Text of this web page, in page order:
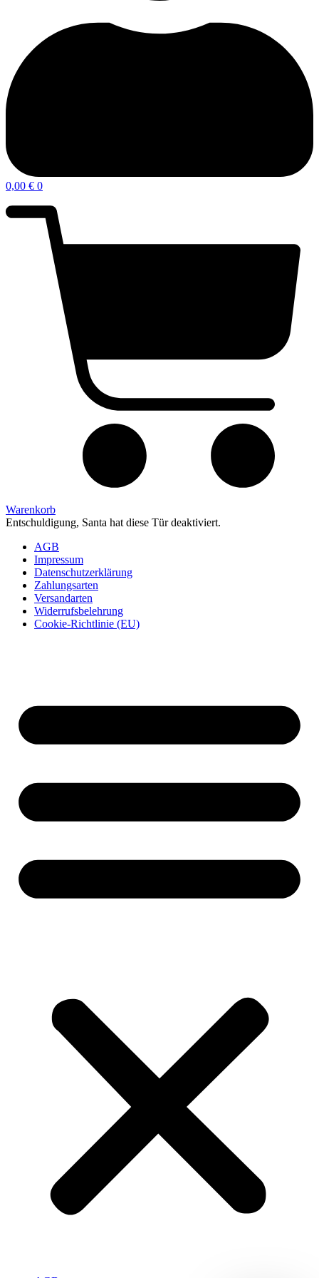
0,00 € 0
Warenkorb
Entschuldigung, Santa hat diese Tür deaktiviert.
AGB
Impressum
Datenschutzerklärung
Zahlungsarten
Versandarten
Widerrufsbelehrung
Cookie-Richtlinie (EU)